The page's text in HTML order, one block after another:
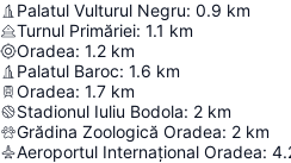
Palatul Vulturul Negru: 0.9 km
Turnul Primăriei: 1.1 km
Oradea: 1.2 km
Palatul Baroc: 1.6 km
Oradea: 1.7 km
Stadionul Iuliu Bodola: 2 km
Grădina Zoologică Oradea: 2 km
Aeroportul Internațional Oradea: